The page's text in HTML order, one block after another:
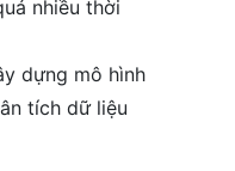
nhiều thời
dựng mô hình
tích dữ liệu